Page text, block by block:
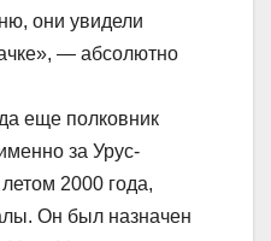
они увидели
— абсолютно
еще полковник
за Урус-
2000 года,
Он был назначен